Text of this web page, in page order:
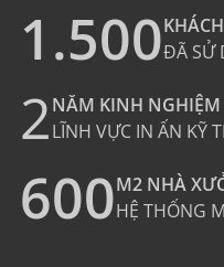
1.500ĐÃ SỬ
2NĂM KINH NGHIỆM
LĨNH VỰC IN ẤN KỸ
600M2 NHÀ
HỆ THỐNG